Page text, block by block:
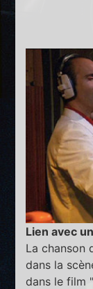
Lien avec
La chanson
dans la
dans le film